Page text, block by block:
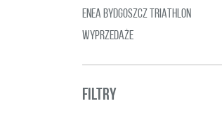
ENEA BYDGOSZCZ TRIATHLON
WYPRZEDAŻE
FILTRY